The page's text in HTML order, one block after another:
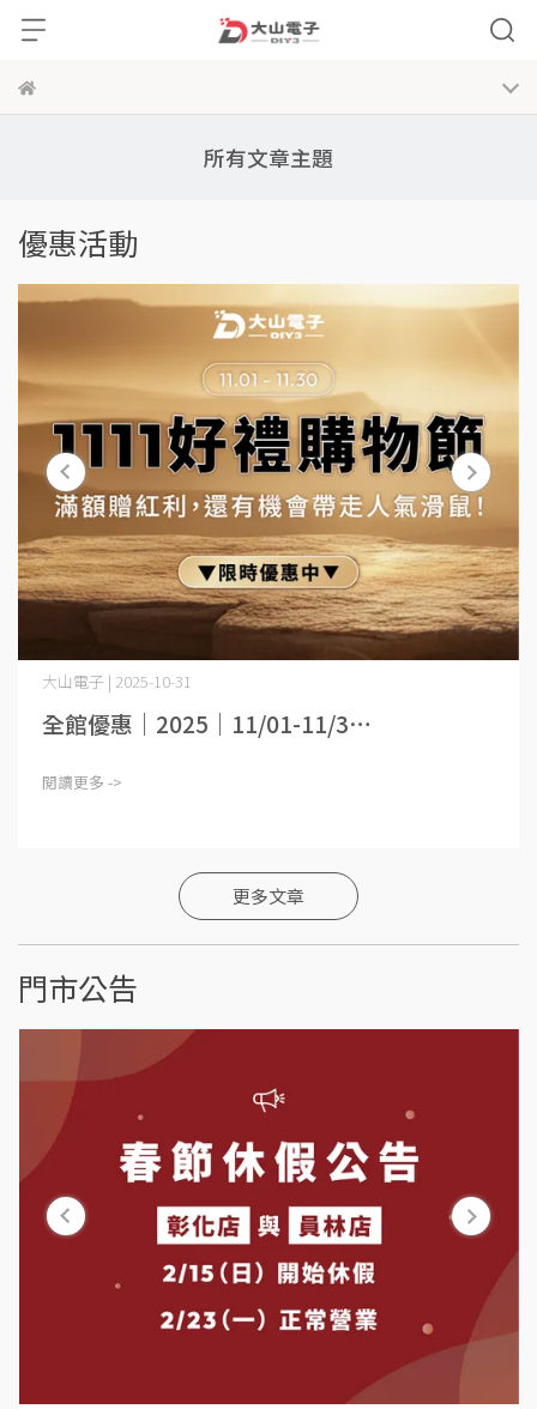
所有文章主題
優惠活動
大山電子 | 2025-10-31
全館優惠｜2025｜11/01-11/3⋯
閱讀更多 ->
更多文章
門市公告